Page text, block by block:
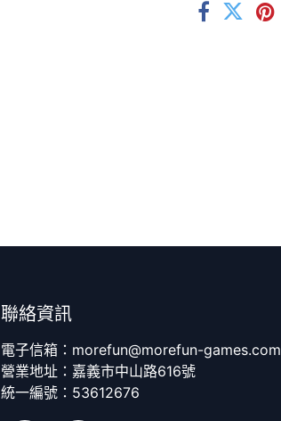
聯絡資訊
電子信箱：morefun@morefun-games.com
營業地址：嘉義市中山路616號
統一編號：53612676